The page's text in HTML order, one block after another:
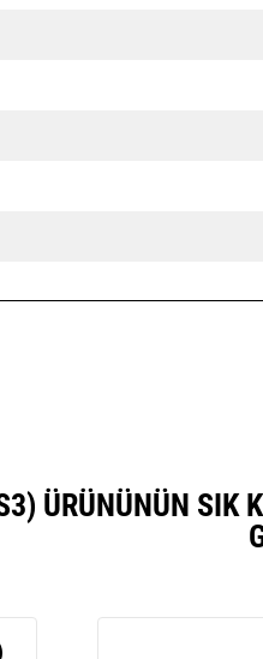
ÜRÜNÜNÜN SIK